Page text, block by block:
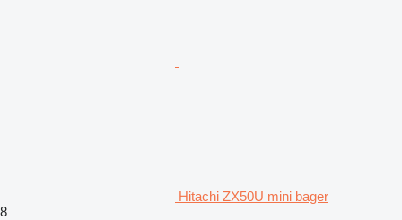
Hitachi ZX50U mini bager
8